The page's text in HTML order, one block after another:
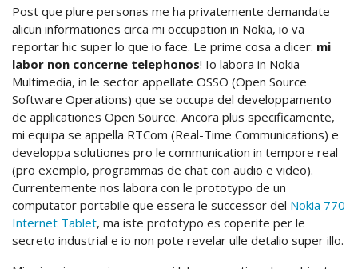
Post que plure personas me ha privatemente demandate
alicun informationes circa mi occupation in Nokia, io va
reportar hic super lo que io face. Le prime cosa a dicer: mi
labor non concerne telephonos! Io labora in Nokia
Multimedia, in le sector appellate OSSO (Open Source
Software Operations) que se occupa del developpamento
de applicationes Open Source. Ancora plus specificamente,
mi equipa se appella RTCom (Real-Time Communications) e
developpa solutiones pro le communication in tempore real
(pro exemplo, programmas de chat con audio e video).
Currentemente nos labora con le prototypo de un
computator portabile que essera le successor del Nokia 770
Internet Tablet, ma iste prototypo es coperite per le
secreto industrial e io non pote revelar ulle detalio super illo.